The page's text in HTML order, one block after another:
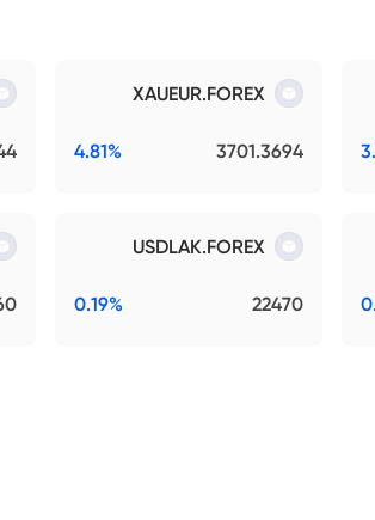
XAUEUR.FOREX
3701.3694
4.81%
USDLAK.FOREX
22470
0.19%